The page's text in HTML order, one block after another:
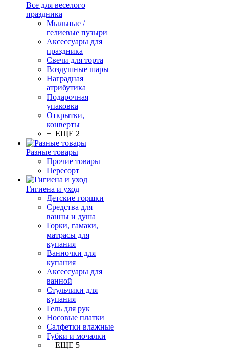
Все для веселого
праздника
Мыльные /
гелиевые пузыри
Аксессуары для
праздника
Свечи для торта
Воздушные шары
Наградная
атрибутика
Подарочная
упаковка
Открытки,
конверты
+ ЕЩЕ 2
Разные товары
Прочие товары
Пересорт
Гигиена и уход
Детские горшки
Средства для
ванны и душа
Горки, гамаки,
матрасы для
купания
Ванночки для
купания
Аксессуары для
ванной
Стульчики для
купания
Гель для рук
Носовые платки
Салфетки влажные
Губки и мочалки
+ ЕЩЕ 5